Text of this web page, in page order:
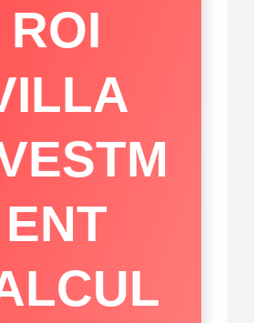
ROI
ENT